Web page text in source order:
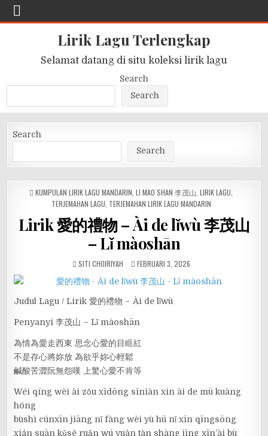
Lirik Lagu Terlengkap
Selamat datang di situ koleksi lirik lagu
Search
Search
Search
Search
POSTED
KUMPULAN LIRIK LAGU MANDARIN LI MAO SHAN 李茂山 LIRIK LAGU
TERJEMAHAN LAGU TERJEMAHAN LIRIK LAGU MANDARIN
Lirik 愛的禮物 – Ài de lǐwù 李茂山
– Lǐ màoshān
SITI CHOIRIYAH FEBRUARI 3, 2026
Judul Lagu / Lirik 愛的禮物 – Ài de lǐwù
Penyanyi 李茂山 – Lǐ màoshān
為情為愛走西東 思念心愛的目眶紅
不是存心將妳放 為欲乎妳心輕鬆
鹹酸苦澀阮無怨嘆 上驚心愛不肯等
Wéi qíng wèi ài zǒu xīdōng sīniàn xin ài de mù kuàng
hóng
bùshì cúnxīn jiāng nǐ fàng wèi yù hū nǐ xīn qīngsōng
xián suān kǔsè ruǎn wú yuàn tàn shàng jīng xīn’ài bù